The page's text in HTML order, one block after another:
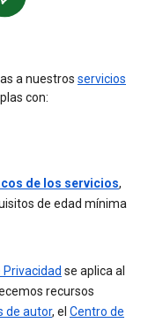
a nuestros servicios
con:
de los servicios,
de edad mínima
Privacidad se aplica al
recursos
de autor, el Centro de